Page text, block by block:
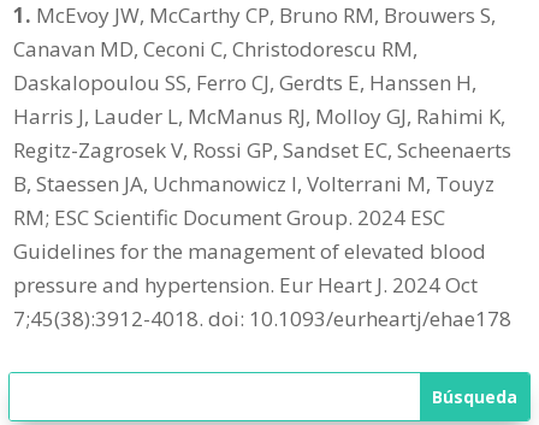
1. McEvoy JW, McCarthy CP, Bruno RM, Brouwers S,
Canavan MD, Ceconi C, Christodorescu RM,
Daskalopoulou SS, Ferro CJ, Gerdts E, Hanssen H,
Harris J, Lauder L, McManus RJ, Molloy GJ, Rahimi K,
Regitz-Zagrosek V, Rossi GP, Sandset EC, Scheenaerts
B, Staessen JA, Uchmanowicz I, Volterrani M, Touyz
RM; ESC Scientific Document Group. 2024 ESC
Guidelines for the management of elevated blood
pressure and hypertension. Eur Heart J. 2024 Oct
7;45(38):3912-4018. doi: 10.1093/eurheartj/ehae178